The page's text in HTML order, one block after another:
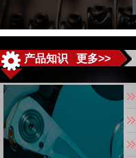
产品知识 更多>>